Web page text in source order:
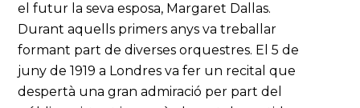
el futur la seva esposa, Margaret Dallas.
Durant aquells primers anys va treballar
formant part de diverses orquestres. El 5 de
juny de 1919 a Londres va fer un recital que
despertà una gran admiració per part del